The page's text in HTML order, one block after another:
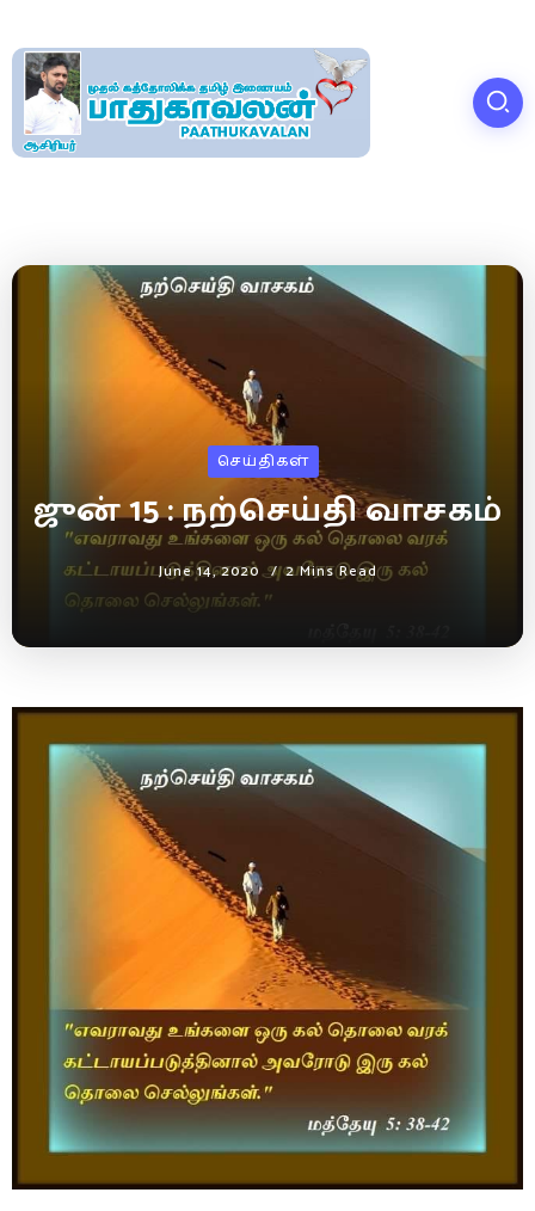
செய்திகள்
ஜுன் 15 : நற்செய்தி வாசகம்
June 14, 2020 2 Mins Read